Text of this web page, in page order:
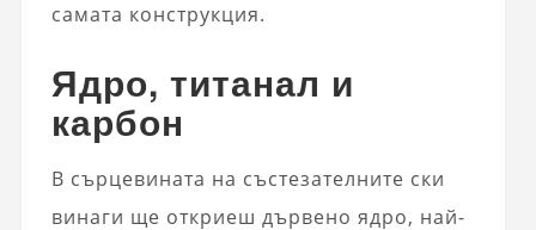
самата конструкция.
Ядро, титанал и
карбон
В сърцевината на състезателните ски
винаги ще откриеш дървено ядро, най-